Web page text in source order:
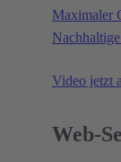
Maximaler
Video jetzt
Web-